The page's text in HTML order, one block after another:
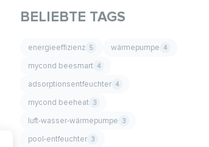
BELIEBTE TAGS
energieeffizienz 5 wärmepumpe 4
mycond beesmart 4
adsorptionsentfeuchter 4
mycond beeheat 3
luft-wasser-wärmepumpe 3
pool-entfeuchter 3